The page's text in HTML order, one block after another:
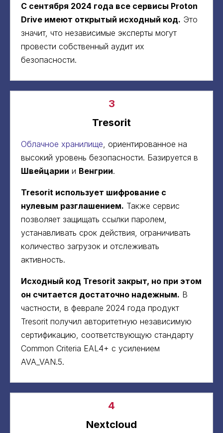
С сентября 2024 года все сервисы Proton
Drive имеют открытый исходный код. Это
значит, что независимые эксперты могут
провести собственный аудит их
безопасности.
3
Tresorit
Облачное хранилище , ориентированное на
высокий уровень безопасности. Базируется в
Швейцарии и Венгрии.
Tresorit использует шифрование с
нулевым разглашением. Также сервис
позволяет защищать ссылки паролем,
устанавливать срок действия, ограничивать
количество загрузок и отслеживать
активность.
Исходный код Tresorit закрыт, но при этом
он считается достаточно надежным. В
частности, в феврале 2024 года продукт
Tresorit получил авторитетную независимую
сертификацию, соответствующую стандарту
Common Criteria EAL4+ с усилением
AVA_VAN.5.
4
Nextcloud